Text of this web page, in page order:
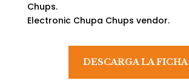
Chups.
Electronic Chupa Chups vendor.
DESCARGA LA FICHA